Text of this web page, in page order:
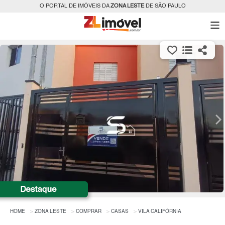
O PORTAL DE IMÓVEIS DAZONA LESTEDE SÃO PAULO
HOME ZONA LESTE COMPRAR CASAS VILA CALIFÓRNIA